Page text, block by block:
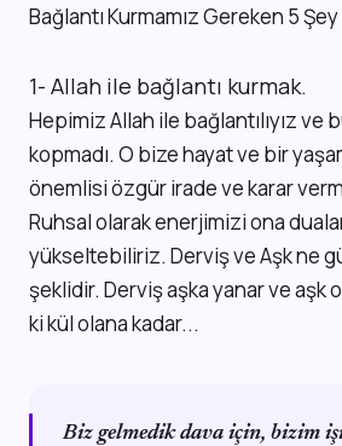
Bağlantı Kurmamız Gereken 5 Şey
1- Allah ile bağlantı kurmak.
Hepimiz Allah ile bağlantılıyız ve
kopmadı. O bize hayat ve bir
önemlisi özgür irade ve karar
Ruhsal olarak enerjimizi ona
yükseltebiliriz. Derviş ve Aşk ne
şeklidir. Derviş aşka yanar ve aşk
ki kül olana kadar...
Biz gelmedik dava için, bizim